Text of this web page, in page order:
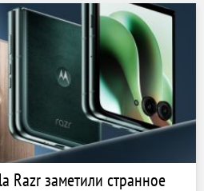
Razr заметили странное